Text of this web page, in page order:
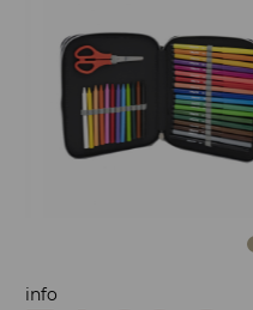
info